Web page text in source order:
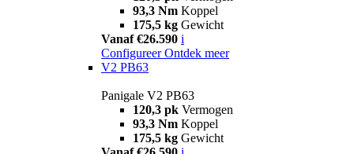
93,3 Nm Koppel
175,5 kg Gewicht
Vanaf €26.590 i
Configureer Ontdek meer
V2 PB63
Panigale V2 PB63
120,3 pk Vermogen
93,3 Nm Koppel
175,5 kg Gewicht